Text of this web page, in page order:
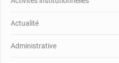
Actualité
Administrative